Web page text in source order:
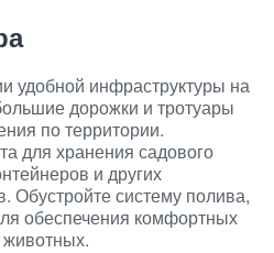
удобной инфраструктуры на
дорожки и тротуары
по территории.
для хранения садового
и других
Обустройте систему полива,
обеспечения комфортных